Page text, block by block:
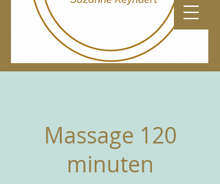
Massage 120
minuten